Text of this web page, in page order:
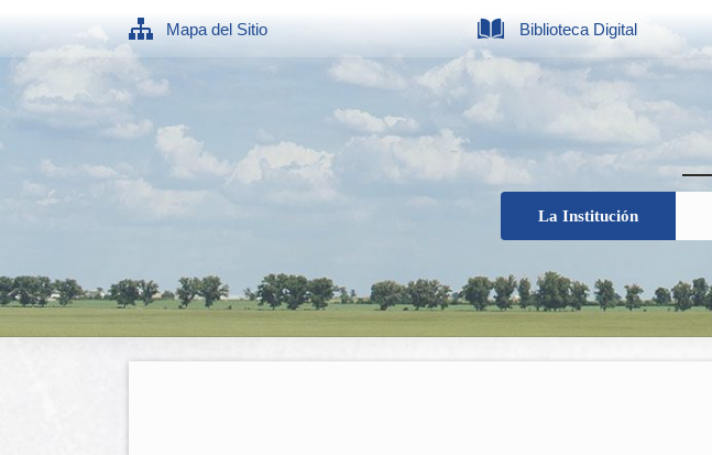
Mapa del Sitio Biblioteca Digital
La Institución